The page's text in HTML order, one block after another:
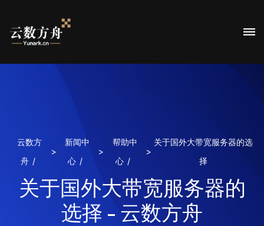
云数方
舟
>
新闻中
心
>
帮助中
心
>
关于国外大带宽服务器的选
择
关于国外大带宽服务器的
选择 - 云数方舟